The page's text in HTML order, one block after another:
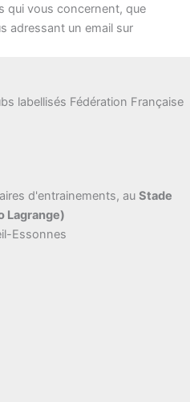
qui vous concernent, que
adressant un email sur
labellisés Fédération Française
d'entrainements, au Stade
Lagrange)
Essonnes